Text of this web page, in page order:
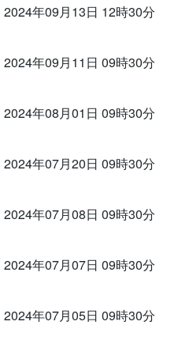
2024年09月13日 12時30分
2024年09月11日 09時30分
2024年08月01日 09時30分
2024年07月20日 09時30分
2024年07月08日 09時30分
2024年07月07日 09時30分
2024年07月05日 09時30分